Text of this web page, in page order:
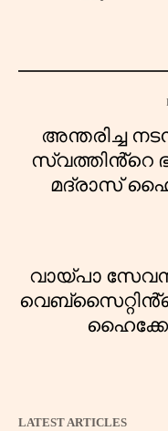
അന്തരിച്ച
സ്വത്തിൻ്റെ
മദ്രാസ്
വായ്പാ സേവന
LATEST ARTICLES